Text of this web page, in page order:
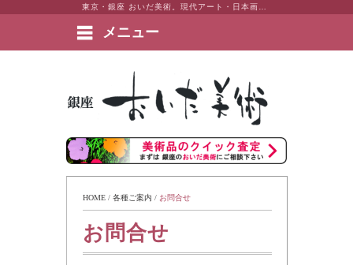
メニュー
絵画など美術品の販売と買取 | 東京・銀座 おいだ美術
HOME / 各種ご案内 / お問合せ
お問合せ